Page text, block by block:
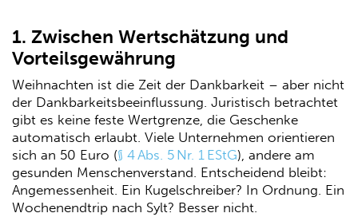
1. Zwischen Wertschätzung und
Vorteilsgewährung
Weihnachten ist die Zeit der Dankbarkeit – aber nicht
der Dankbarkeitsbeeinflussung. Juristisch betrachtet
gibt es keine feste Wertgrenze, die Geschenke
automatisch erlaubt. Viele Unternehmen orientieren
sich an 50 Euro (§ 4 Abs. 5 Nr. 1 EStG), andere am
gesunden Menschenverstand. Entscheidend bleibt:
Angemessenheit. Ein Kugelschreiber? In Ordnung. Ein
Wochenendtrip nach Sylt? Besser nicht.